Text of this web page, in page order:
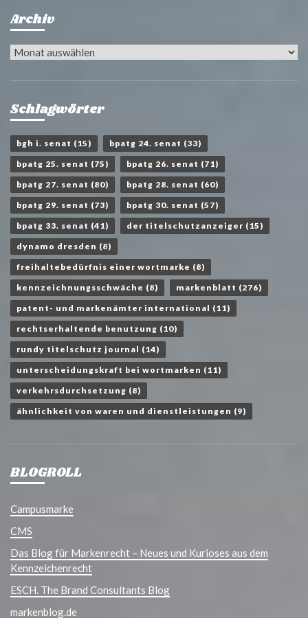
Archiv
Archiv
Schlagwörter
bgh i. senat (15) bpatg 24. senat (33)
bpatg 25. senat (75) bpatg 26. senat (71)
bpatg 27. senat (80) bpatg 28. senat (60)
bpatg 29. senat (73) bpatg 30. senat (57)
bpatg 33. senat (41) der titelschutzanzeiger (15)
dynamo dresden (8)
freihaltebedürfnis einer wortmarke (8)
kennzeichnungsschwäche (8) markenblatt (276)
patent- und markenämter international (11)
rechtserhaltende benutzung (10)
rundy titelschutz journal (14)
unterscheidungskraft bei wortmarken (11)
verkehrsdurchsetzung (8)
ähnlichkeit von waren und dienstleistungen (9)
BLOGROLL
Campusmarke
CMS
Das Blog für Markenrecht – Neues und Kurioses aus dem
Kennzeichenrecht
ESCH. The Brand Consultants Blog
markenblog.de